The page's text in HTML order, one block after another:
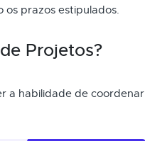
os prazos estipulados.
Projetos?
a habilidade de coordenar